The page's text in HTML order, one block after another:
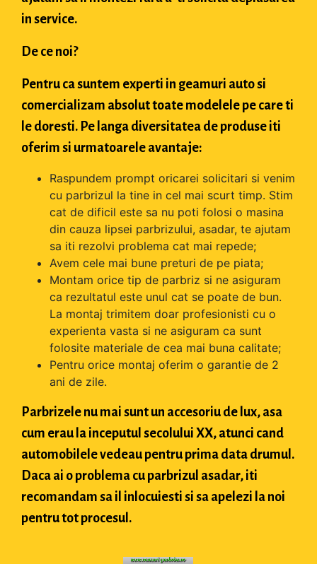
in service.
De ce noi?
Pentru ca suntem experti in geamuri auto si
comercializam absolut toate modelele pe care ti
le doresti. Pe langa diversitatea de produse iti
oferim si urmatoarele avantaje:
Raspundem prompt oricarei solicitari si venim
cu parbrizul la tine in cel mai scurt timp. Stim
cat de dificil este sa nu poti folosi o masina
din cauza lipsei parbrizului, asadar, te ajutam
sa iti rezolvi problema cat mai repede;
Avem cele mai bune preturi de pe piata;
Montam orice tip de parbriz si ne asiguram
ca rezultatul este unul cat se poate de bun.
La montaj trimitem doar profesionisti cu o
experienta vasta si ne asiguram ca sunt
folosite materiale de cea mai buna calitate;
Pentru orice montaj oferim o garantie de 2
ani de zile.
Parbrizele nu mai sunt un accesoriu de lux, asa
cum erau la inceputul secolului XX, atunci cand
automobilele vedeau pentru prima data drumul.
Daca ai o problema cu parbrizul asadar, iti
recomandam sa il inlocuiesti si sa apelezi la noi
pentru tot procesul.